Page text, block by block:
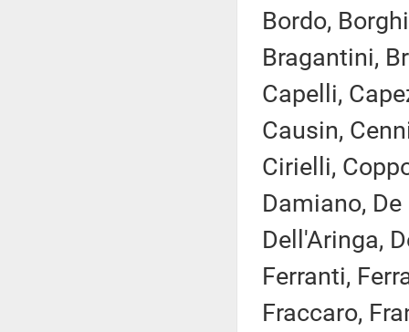
Bordo,
Bragantini,
Capelli,
Causin,
Cirielli,
Damiano,
Dell'Aringa,
Ferranti,
Fraccaro,